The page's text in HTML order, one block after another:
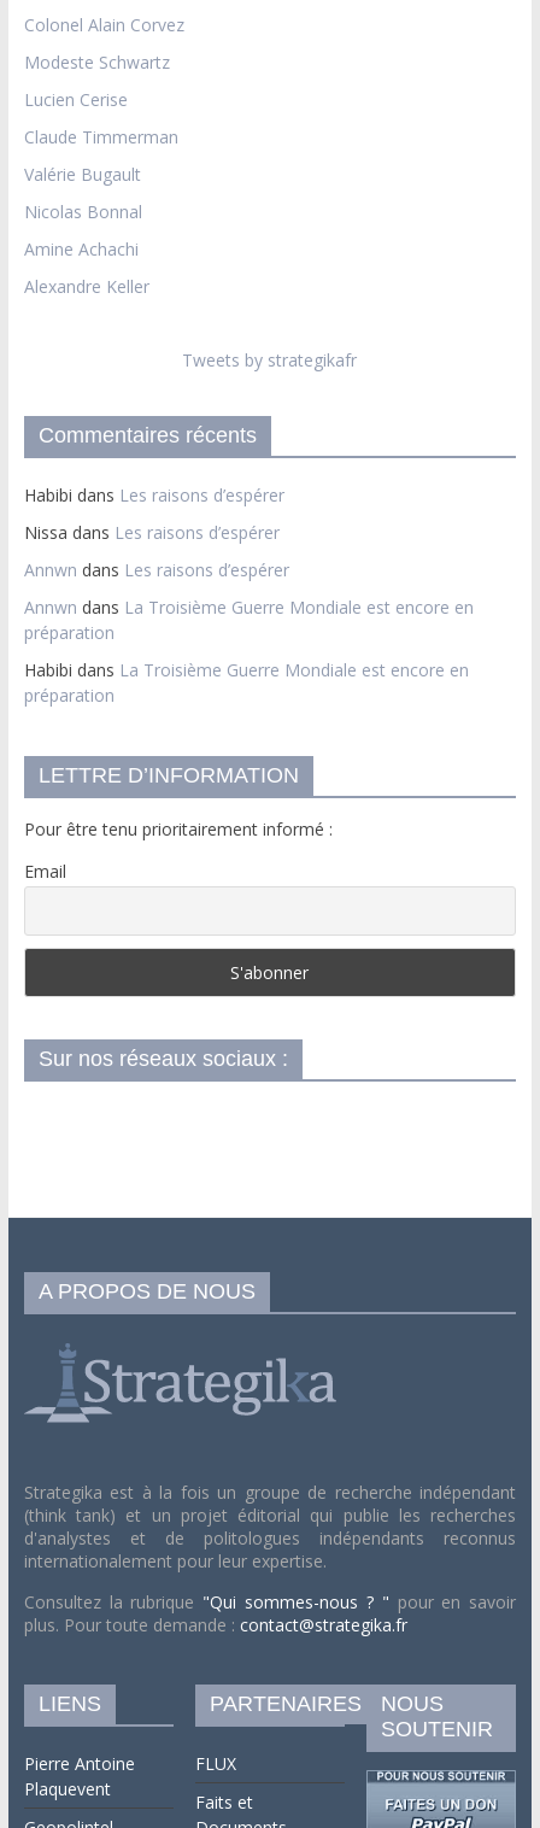
Colonel Alain Corvez
Modeste Schwartz
Lucien Cerise
Claude Timmerman
Valérie Bugault
Nicolas Bonnal
Amine Achachi
Alexandre Keller
Tweets by strategikafr
Commentaires récents
Habibi dans Les raisons d’espérer
Nissa dans Les raisons d’espérer
Annwn dans Les raisons d’espérer
Annwn dans La Troisième Guerre Mondiale est encore en
préparation
Habibi dans La Troisième Guerre Mondiale est encore en
préparation
LETTRE D’INFORMATION
Pour être tenu prioritairement informé :
Email
Sur nos réseaux sociaux :
A PROPOS DE NOUS
Strategika est à la fois un groupe de recherche indépendant
(think tank) et un projet éditorial qui publie les recherches
d'analystes et de politologues indépendants reconnus
internationalement pour leur expertise.
Consultez la rubrique "Qui sommes-nous ? " pour en savoir
plus. Pour toute demande : contact@strategika.fr
LIENS
Pierre Antoine
Plaquevent
PARTENAIRES
FLUX
Faits et
NOUS
SOUTENIR